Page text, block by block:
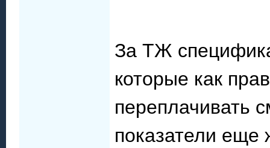
За ТЖ
которые как
переплачивать
показатели еще